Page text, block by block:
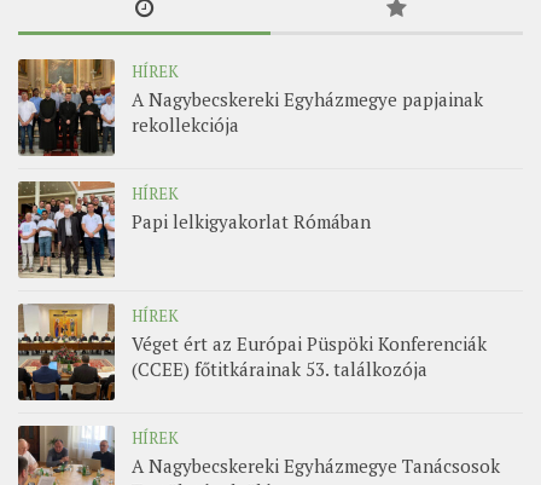
HÍREK
A Nagybecskereki Egyházmegye papjainak
rekollekciója
HÍREK
Papi lelkigyakorlat Rómában
HÍREK
Véget ért az Európai Püspöki Konferenciák
(CCEE) főtitkárainak 53. találkozója
HÍREK
A Nagybecskereki Egyházmegye Tanácsosok